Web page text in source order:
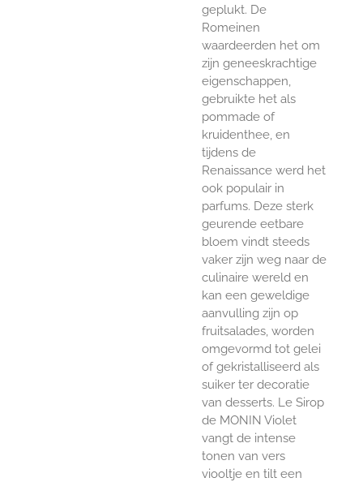
geplukt. De
Romeinen
waardeerden het om
zijn geneeskrachtige
eigenschappen,
gebruikte het als
pommade of
kruidenthee, en
tijdens de
Renaissance werd het
ook populair in
parfums. Deze sterk
geurende eetbare
bloem vindt steeds
vaker zijn weg naar de
culinaire wereld en
kan een geweldige
aanvulling zijn op
fruitsalades, worden
omgevormd tot gelei
of gekristalliseerd als
suiker ter decoratie
van desserts. Le Sirop
de MONIN Violet
vangt de intense
tonen van vers
viooltje en tilt een